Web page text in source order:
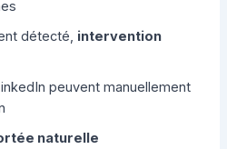
détecté, intervention
peuvent manuellement
naturelle